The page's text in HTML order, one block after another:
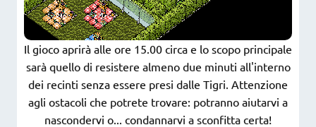
Il gioco aprirà alle ore 15.00 circa e lo scopo principale
sarà quello di resistere almeno due minuti all'interno
dei recinti senza essere presi dalle Tigri. Attenzione
agli ostacoli che potrete trovare: potranno aiutarvi a
nascondervi o... condannarvi a sconfitta certa!